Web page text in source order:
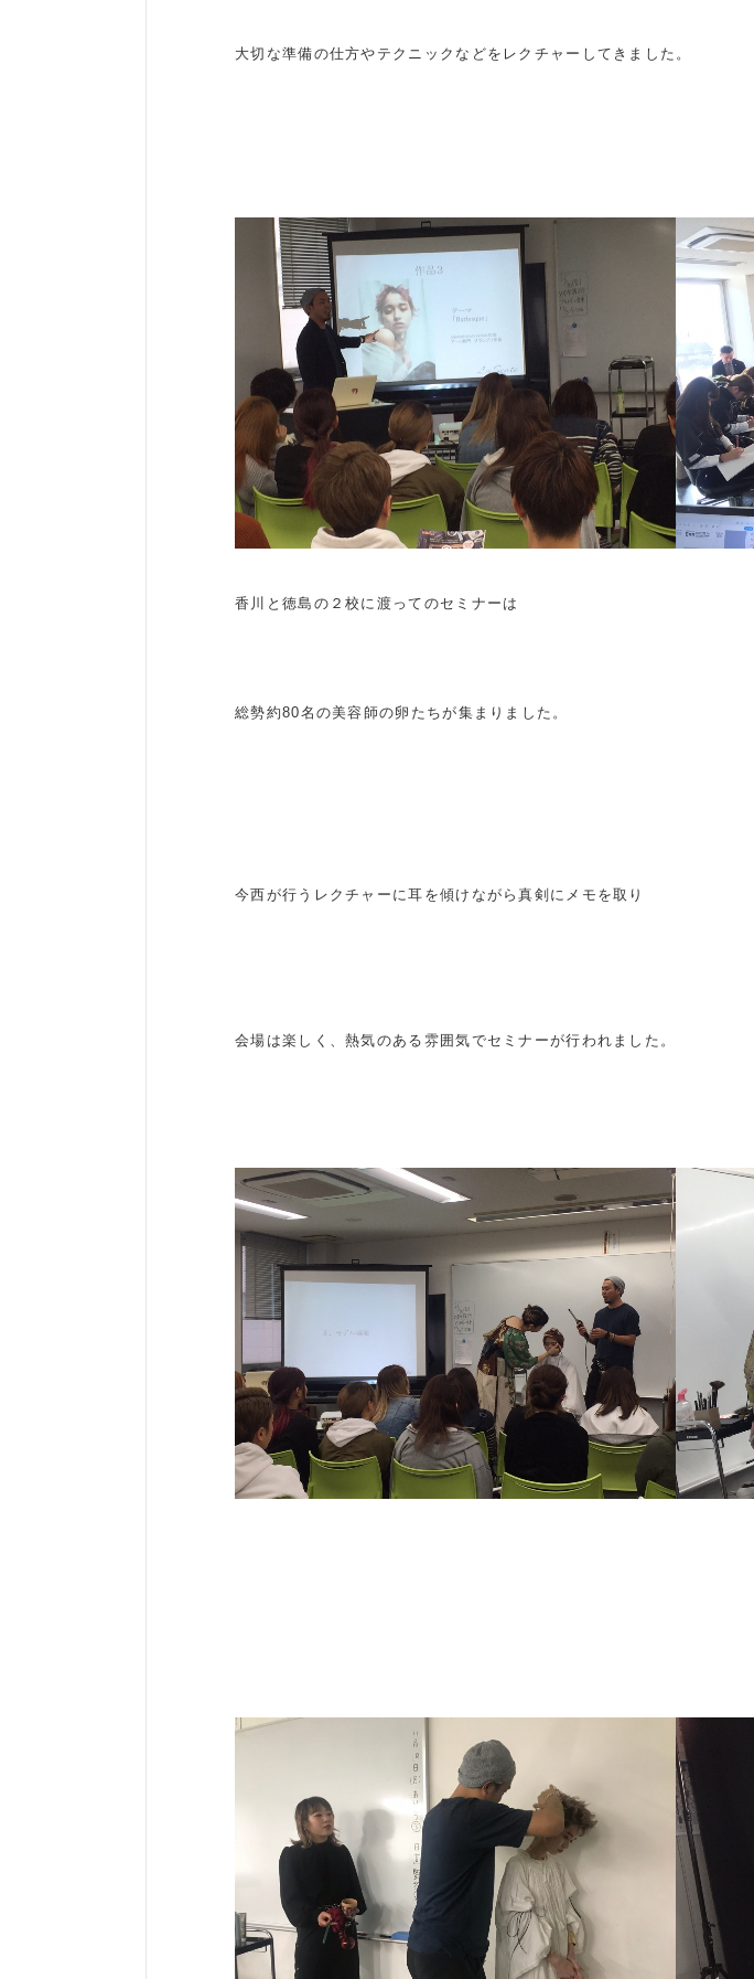
大切な準備の仕方やテクニックなどをレクチャーしてきました。
香川と徳島の２校に渡ってのセミナーは
総勢約80名の美容師の卵たちが集まりました。
今西が行うレクチャーに耳を傾けながら真剣にメモを取り
会場は楽しく、熱気のある雰囲気でセミナーが行われました。